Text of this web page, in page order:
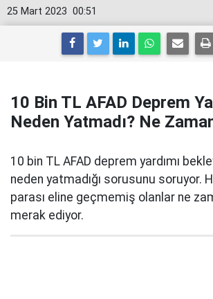
00:51
25 Mart 2023
10 Bin TL AFAD Deprem
Neden Yatmadı? Ne
10 bin TL AFAD deprem yardımı
neden yatmadığı sorusunu soruyor.
parası eline geçmemiş olanlar ne
merak ediyor.